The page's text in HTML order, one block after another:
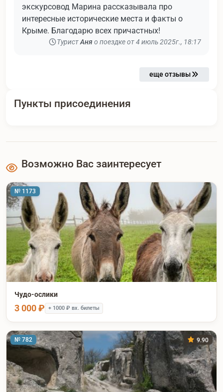
экскурсовод Марина рассказывала про
интересные исторические места и факты о
Крыме. Благодарю всех причастных!
ТуристАня о поездке от 4 июль 2025г., 18:17
еще отзывы
Пункты присоединения
Возможно Вас заинтересует
№ 1173
Чудо-ослики
3 000 ₽ + 1000 ₽ вх. билеты
№ 782 9.90